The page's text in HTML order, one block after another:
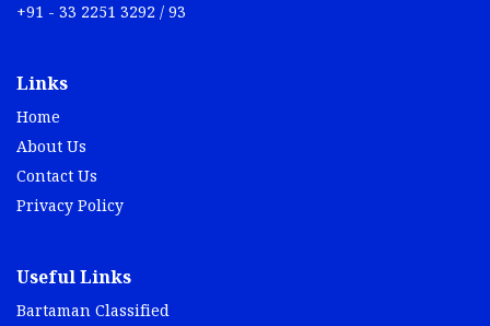
+91 - 33 2251 3292 / 93
Links
Home
About Us
Contact Us
Privacy Policy
Useful Links
Bartaman Classified